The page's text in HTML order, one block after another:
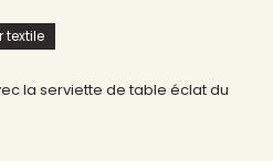
textile
la serviette de table éclat du